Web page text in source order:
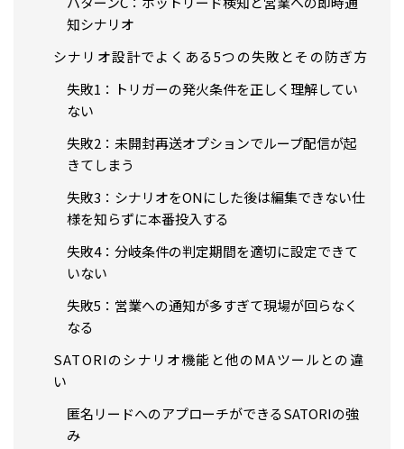
知シナリオ
シナリオ設計でよくある5つの失敗とその防ぎ方
失敗1：トリガーの発火条件を正しく理解してい
ない
失敗2：未開封再送オプションでループ配信が起
きてしまう
失敗3：シナリオをONにした後は編集できない仕
様を知らずに本番投入する
失敗4：分岐条件の判定期間を適切に設定できて
いない
失敗5：営業への通知が多すぎて現場が回らなく
なる
SATORIのシナリオ機能と他のMAツールとの違
い
匿名リードへのアプローチができるSATORIの強
み